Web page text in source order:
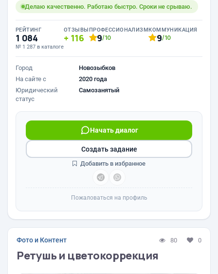
Делаю качественно. Работаю быстро. Сроки не срываю.
РЕЙТИНГ
1 084
№ 1 287 в каталоге
ОТЗЫВЫ
116
ПРОФЕССИОНАЛИЗМ
9/10
КОММУНИКАЦИЯ
9/10
Город
Новозыбков
На сайте с
2020 года
Юридический
статус
Самозанятый
Начать диалог
Создать задание
Добавить в избранное
Пожаловаться на профиль
Фото и Контент 80 0
Ретушь и цветокоррекция